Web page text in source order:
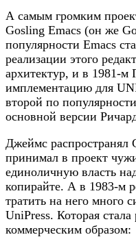
А самым громким
Gosling Emacs (он же
популярности Emacs
реализации этого
архитектур, и в 1981-м
имплементацию для
второй по
основной версии
Джеймс распространял
принимал в проект
единоличную власть
копирайте. А в 1983-м
тратить на него много
UniPress. Которая стала
коммерческим образом: